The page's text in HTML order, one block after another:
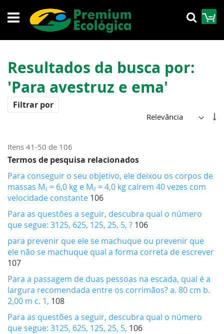
para
o
Resultados da busca por:
'Para avestruz e ema'
Itens 41-50 de 106
Termos de pesquisa relacionados
Para conseguir o seu objetivo, ele deixou os corpos de
massas M₁ = 6,0 kg e M₂ = 4,0 kg caírem 40 vezes com
velocidade constante 106
Para as questões a seguir, descubra qual o número
que segue: 3125, 625, 125, 25, 5, ? 106
para prevenir que ele se machuque ou prevenir que
ele não se machuque qual a forma correta de escrever
107
Para a passagem de duas pessoas na escada, qual é a
largura recomendada entre os corrimãos? a. 80 cm b.
2,00 m c. 1, 108
Para as questões a seguir, descubra qual o número
que segue: 3125, 625, 125, 25, 5, 106
Filtrar por